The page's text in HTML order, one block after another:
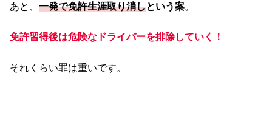
あと、 一発で免許生涯取り消しという案。
免許習得後は危険なドライバーを排除していく！
それくらい罪は重いです。